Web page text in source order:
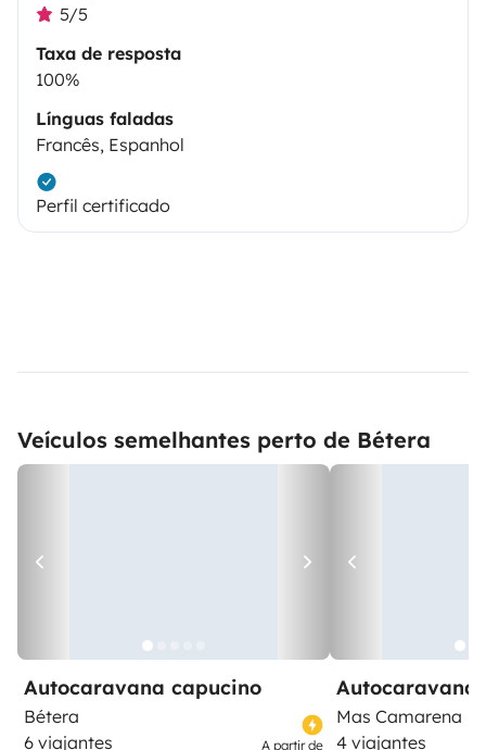
5/5
Taxa de resposta
100%
Línguas faladas
Francês, Espanhol
Perfil certificado
Veículos semelhantes perto de Bétera
Autocaravana capucino
Bétera
6 viajantes
A partir de
Mas Camarena
4 viajantes